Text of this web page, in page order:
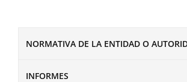
NORMATIVA DE LA ENTIDAD O
INFORMES